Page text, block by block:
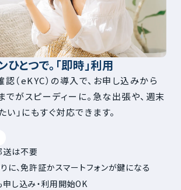
とつで。「即時」利用
認（eKYC）の導入で、お申し込みから
でがスピーディーに。急な出張や、週末
い」にもすぐ対応できます。
送は不要
に、免許証かスマートフォンが鍵になる
し込み・利用開始OK